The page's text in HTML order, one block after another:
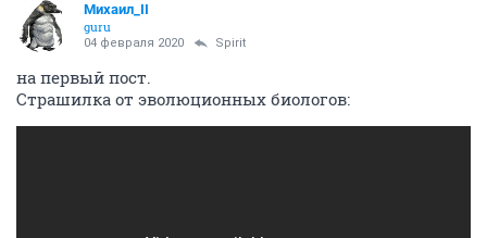
Михаил_II
guru
04 февраля 2020 Spirit
на первый пост.
Страшилка от эволюционных биологов: